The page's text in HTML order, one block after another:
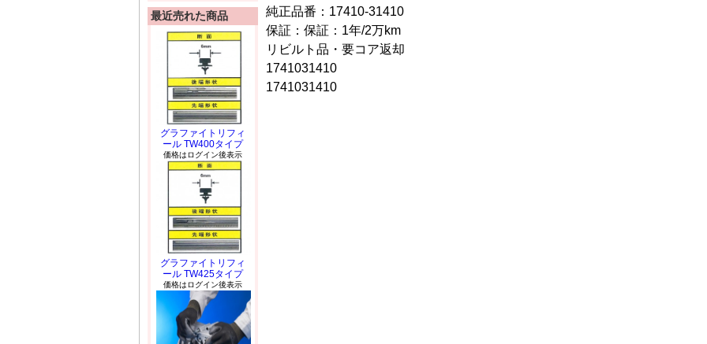
純正品番：17410-31410
保証：保証：1年/2万km
リビルト品・要コア返却
1741031410
1741031410
最近売れた商品
グラファイトリフィ
ール TW400タイプ
価格はログイン後表示
グラファイトリフィ
ール TW425タイプ
価格はログイン後表示